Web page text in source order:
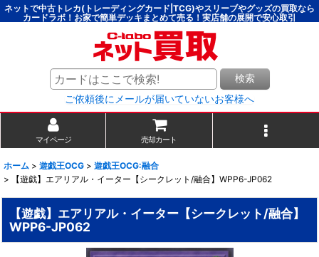
ネットで中古トレカ(トレーディングカード|TCG)やスリーブやグッズの買取なら
カードラボ！お家で簡単デッキまとめて売る！実店舗の展開で安心取引
検索
ご依頼後にメールが届いていないお客様へ
マイページ 売却カート
ホーム > 遊戯王OCG > 遊戯王OCG:融合
>
【遊戯】エアリアル・イーター【シークレット/融合】WPP6-JP062
【遊戯】エアリアル・イーター【シークレット/融合】
WPP6-JP062